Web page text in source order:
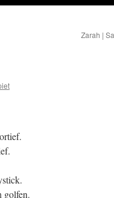
Zarah |
golfen.